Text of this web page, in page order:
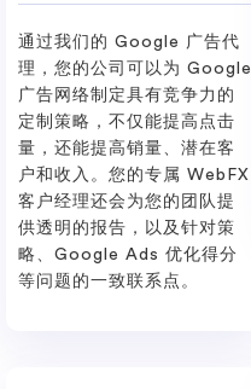
通过我们的 Google 广告代
理，您的公司可以为 Google
广告网络制定具有竞争力的
定制策略，不仅能提高点击
量，还能提高销量、潜在客
户和收入。您的专属 WebFX
客户经理还会为您的团队提
供透明的报告，以及针对策
略、Google Ads 优化得分
等问题的一致联系点。